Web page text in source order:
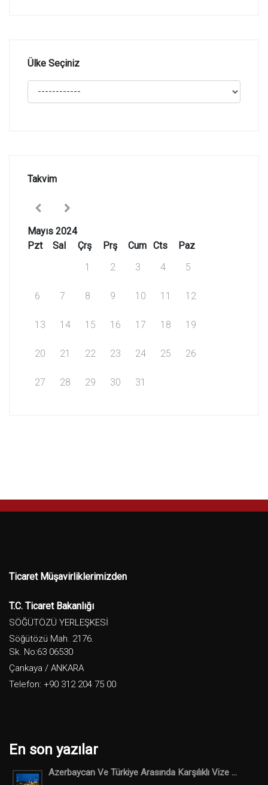
Ülke Seçiniz
Takvim
Mayıs 2024
Pzt
Sal Çrş Prş Cum Cts
Paz
1
2 3 4 5
6 7 8 9 10 11 12
13 14 15 16 17 18 19
20 21 22 23 24 25 26
27 28 29 30 31
Ticaret Müşavirliklerimizden
T.C. Ticaret Bakanlığı
SÖĞÜTÖZÜ YERLEŞKESİ
Söğütözü Mah. 2176.
Sk. No:63 06530
Çankaya / ANKARA
Telefon: +90 312 204 75 00
En son yazılar
Azerbaycan Ve Türkiye Arasında Karşılıklı Vize ...